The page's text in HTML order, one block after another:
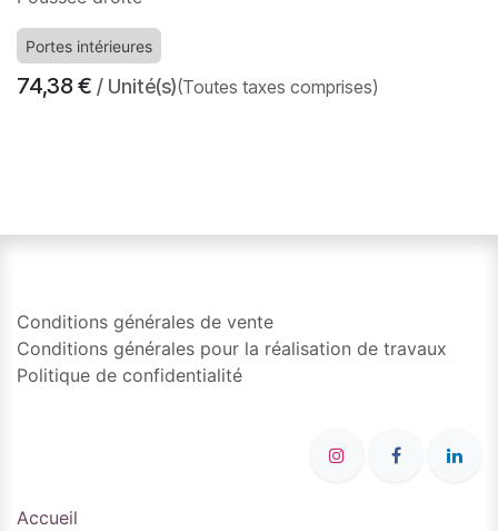
Portes intérieures
74,38€ / Unité(s)(Toutes taxes comprises)
Conditions générales de vente
Conditions générales pour la réalisation de travaux
Politique de confidentialité
Accueil